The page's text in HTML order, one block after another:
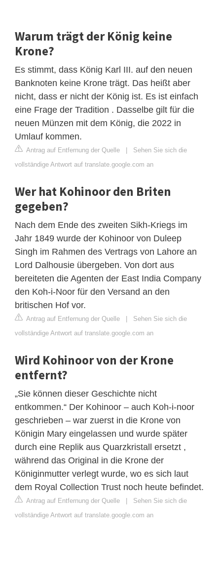
Warum trägt der König keine
Krone?
Es stimmt, dass König Karl III. auf den neuen
Banknoten keine Krone trägt. Das heißt aber
nicht, dass er nicht der König ist. Es ist einfach
eine Frage der Tradition . Dasselbe gilt für die
neuen Münzen mit dem König, die 2022 in
Umlauf kommen.
Antrag auf Entfernung der Quelle | Sehen Sie sich die
vollständige Antwort auf translate.google.com an
Wer hat Kohinoor den Briten
gegeben?
Nach dem Ende des zweiten Sikh-Kriegs im
Jahr 1849 wurde der Kohinoor von Duleep
Singh im Rahmen des Vertrags von Lahore an
Lord Dalhousie übergeben. Von dort aus
bereiteten die Agenten der East India Company
den Koh-i-Noor für den Versand an den
britischen Hof vor.
Antrag auf Entfernung der Quelle | Sehen Sie sich die
vollständige Antwort auf translate.google.com an
Wird Kohinoor von der Krone
entfernt?
„Sie können dieser Geschichte nicht
entkommen.“ Der Kohinoor – auch Koh-i-noor
geschrieben – war zuerst in die Krone von
Königin Mary eingelassen und wurde später
durch eine Replik aus Quarzkristall ersetzt ,
während das Original in die Krone der
Königinmutter verlegt wurde, wo es sich laut
dem Royal Collection Trust noch heute befindet.
Antrag auf Entfernung der Quelle | Sehen Sie sich die
vollständige Antwort auf translate.google.com an